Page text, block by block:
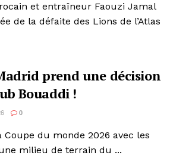
et entraîneur Faouzi Jamal
de la défaite des Lions de l’Atlas
prend une décision
Bouaddi !
0
Coupe du monde 2026 avec les
milieu de terrain du ...